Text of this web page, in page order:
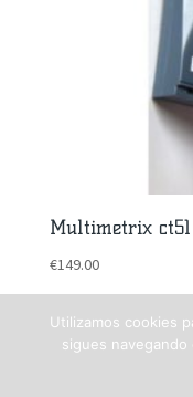
Multimetrix ct51
€149.00
Comentarios
Utilizamos cookies
sigues